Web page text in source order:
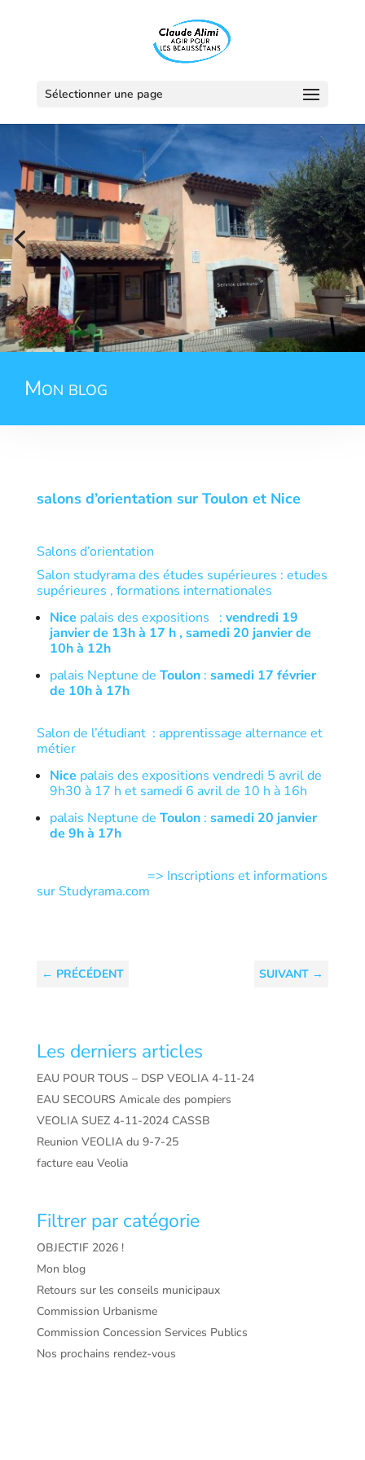
Sélectionner une page
Mon blog
salons d’orientation sur Toulon et Nice
Salons d’orientation
Salon studyrama des études supérieures : etudes
supérieures , formations internationales
Nice palais des expositions : vendredi 19
janvier de 13h à 17 h , samedi 20 janvier de
10h à 12h
palais Neptune de Toulon: samedi 17 février
de 10h à 17h
Salon de l’étudiant : apprentissage alternance et
métier
Nice palais des expositions vendredi 5 avril de
9h30 à 17 h et samedi 6 avril de 10 h à 16h
palais Neptune de Toulon: samedi 20 janvier
de 9h à 17h
=> Inscriptions et informations
sur Studyrama.com
← PRÉCÉDENT SUIVANT →
Les derniers articles
EAU POUR TOUS – DSP VEOLIA 4-11-24
EAU SECOURS Amicale des pompiers
VEOLIA SUEZ 4-11-2024 CASSB
Reunion VEOLIA du 9-7-25
facture eau Veolia
Filtrer par catégorie
OBJECTIF 2026 !
Mon blog
Retours sur les conseils municipaux
Commission Urbanisme
Commission Concession Services Publics
Nos prochains rendez-vous